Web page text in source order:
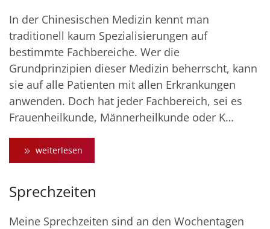
In der Chinesischen Medizin kennt man
traditionell kaum Spezialisierungen auf
bestimmte Fachbereiche. Wer die
Grundprinzipien dieser Medizin beherrscht, kann
sie auf alle Patienten mit allen Erkrankungen
anwenden. Doch hat jeder Fachbereich, sei es
Frauenheilkunde, Männerheilkunde oder K…
weiterlesen
Sprechzeiten
Meine Sprechzeiten sind an den Wochentagen